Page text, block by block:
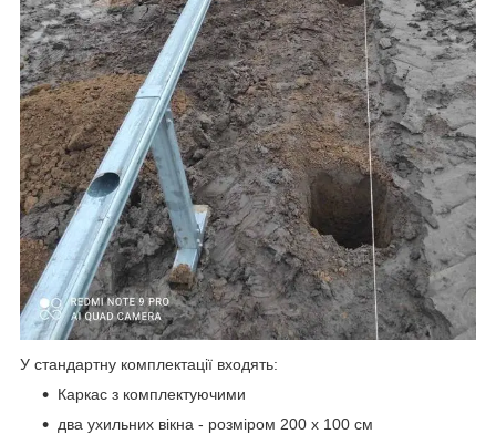
У стандартну комплектації входять:
Каркас з комплектуючими
два ухильних вікна - розміром 200 х 100 см